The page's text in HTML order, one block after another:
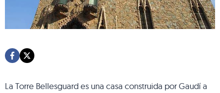
La Torre Bellesguard es una casa construida por Gaudí a